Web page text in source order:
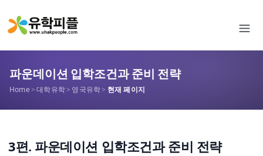
파운데이션 입학조건과 준비 전략
Home>대학유학> 영국유학> 현재 페이지
3편. 파운데이션 입학조건과 준비 전략